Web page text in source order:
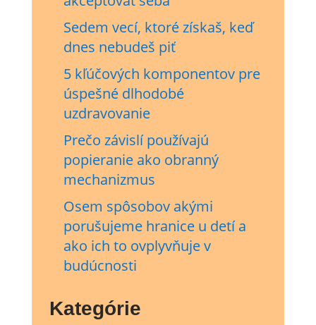
Sedem vecí, ktoré získaš, keď
dnes nebudeš piť
5 kľúčových komponentov pre
úspešné dlhodobé
uzdravovanie
Prečo závislí používajú
popieranie ako obranný
mechanizmus
Osem spôsobov akými
porušujeme hranice u detí a
ako ich to ovplyvňuje v
budúcnosti
Kategórie